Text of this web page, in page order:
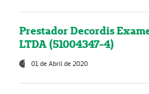
Prestador Decordis
LTDA (51004347-4)
01 de Abril de 2020